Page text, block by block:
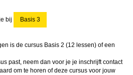
bij Basis 3
is de cursus Basis 2 (12 lessen) of een
past, neem dan voor je je inschrijft contact
om te horen of deze cursus voor jouw